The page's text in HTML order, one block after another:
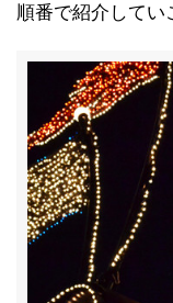
順番で紹介してい